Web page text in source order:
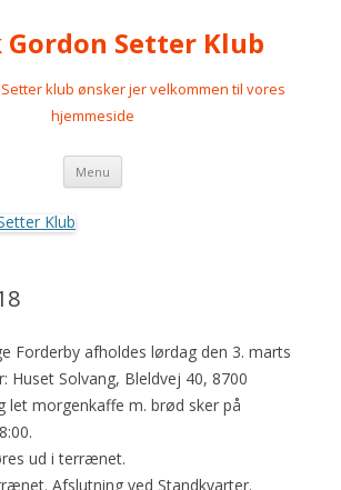
Gordon Setter Klub
klub ønsker jer velkommen til vores
hjemmeside
Menu Videre
indhold
Forderby afholdes lørdag den 3. marts
Huset Solvang, Bleldvej 40, 8700
let morgenkaffe m. brød sker på
ud i terrænet.
Afslutning ved Standkvarter.